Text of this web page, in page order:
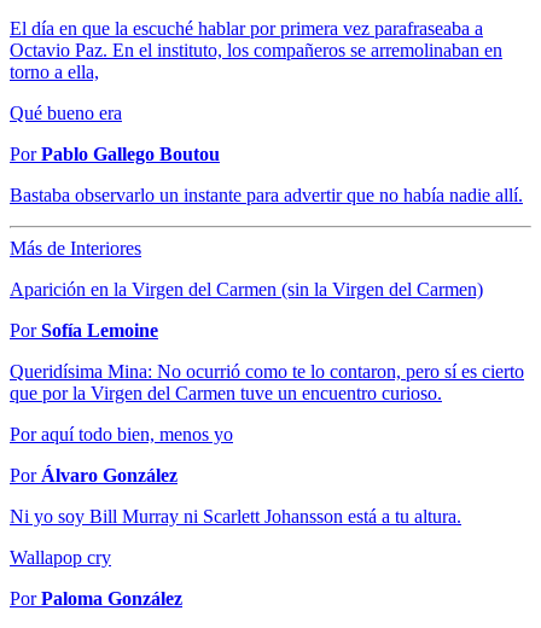
El día en que la escuché hablar por primera vez parafraseaba a
Octavio Paz. En el instituto, los compañeros se arremolinaban en
torno a ella,
Qué bueno era
PorPablo Gallego Boutou
Bastaba observarlo un instante para advertir que no había nadie allí.
Más de Interiores
Aparición en la Virgen del Carmen (sin la Virgen del Carmen)
PorSofía Lemoine
Queridísima Mina: No ocurrió como te lo contaron, pero sí es cierto
que por la Virgen del Carmen tuve un encuentro curioso.
Por aquí todo bien, menos yo
PorÁlvaro González
Ni yo soy Bill Murray ni Scarlett Johansson está a tu altura.
Wallapop cry
PorPaloma González